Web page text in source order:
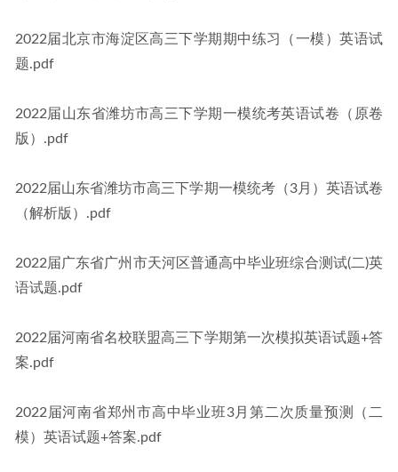
2022届北京市海淀区高三下学期期中练习（一模）英语试
题.pdf
2022届山东省潍坊市高三下学期一模统考英语试卷（原卷
版）.pdf
2022届山东省潍坊市高三下学期一模统考（3月）英语试卷
（解析版）.pdf
2022届广东省广州市天河区普通高中毕业班综合测试(二)英
语试题.pdf
2022届河南省名校联盟高三下学期第一次模拟英语试题+答
案.pdf
2022届河南省郑州市高中毕业班3月第二次质量预测（二
模）英语试题+答案.pdf